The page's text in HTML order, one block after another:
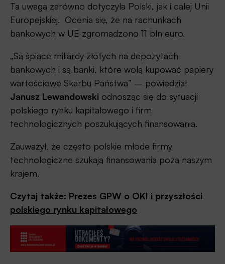
Ta uwaga zarówno dotyczyła Polski, jak i całej Unii
Europejskiej. Ocenia się, że na rachunkach
bankowych w UE zgromadzono 11 bln euro.
„Są śpiące miliardy złotych na depozytach
bankowych i są banki, które wolą kupować papiery
wartościowe Skarbu Państwa” – powiedział
Janusz Lewandowski odnosząc się do sytuacji
polskiego rynku kapitałowego i firm
technologicznych poszukujących finansowania.
Zauważył, że często polskie młode firmy
technologiczne szukają finansowania poza naszym
krajem.
Czytaj także: Prezes GPW o OKI i przyszłości
polskiego rynku kapitałowego